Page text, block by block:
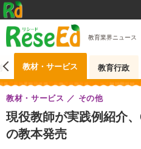
教育業界ニュース
教材・サービス 教育行政
現役教師が実践例紹介
の教本発売
教材・サービス その他